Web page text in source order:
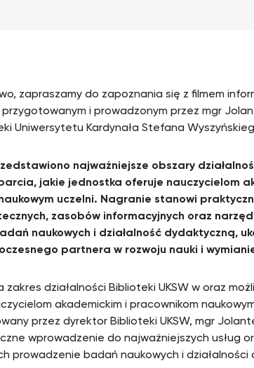
zapraszamy do zapoznania się z filmem
i prowadzonym przez mgr
Uniwersytetu Kardynała Stefana
najważniejsze obszary
jakie jednostka oferuje nauczycielom
uczelni. Nagranie stanowi
zasobów informacyjnych oraz
naukowych i działalność dydaktyczną,
partnera w rozwoju nauki i
zakres działalności Biblioteki UKSW w oraz
akademickim i pracownikom
przez dyrektor Biblioteki UKSW, mgr
wprowadzenie do najważniejszych usług
prowadzenie badań naukowych i działalności